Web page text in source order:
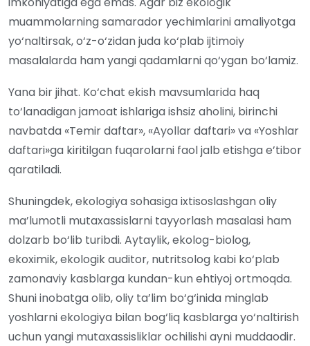
muammolarning samarador yechimlarini amaliyotga
yo‘naltirsak, o‘z-o‘zidan juda ko‘plab ijtimoiy
masalalarda ham yangi qadamlarni qo‘ygan bo‘lamiz.
Yana bir jihat. Ko‘chat ekish mavsumlarida haq
to‘lanadigan jamoat ishlariga ishsiz aholini, birinchi
navbatda «Temir daftar», «Ayollar daftari» va «Yoshlar
daftari»ga kiritilgan fuqarolarni faol jalb etishga e’tibor
qaratiladi.
Shuningdek, ekologiya sohasiga ixtisoslashgan oliy
ma’lumotli mutaxassislarni tayyorlash masalasi ham
dolzarb bo‘lib turibdi. Aytaylik, ekolog-biolog,
ekoximik, ekologik auditor, nutritsolog kabi ko‘plab
zamonaviy kasblarga kundan-kun ehtiyoj ortmoqda.
Shuni inobatga olib, oliy ta’lim bo‘g‘inida minglab
yoshlarni ekologiya bilan bog‘liq kasblarga yo‘naltirish
uchun yangi mutaxassisliklar ochilishi ayni muddaodir.